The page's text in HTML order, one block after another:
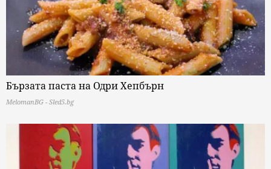
Бързата паста на Одри Хепбърн
MelomanBG - Sled5.bg